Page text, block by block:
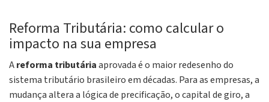
Reforma Tributária: como calcular o
impacto na sua empresa
Areforma tributáriaaprovada é o maior redesenho do
sistema tributário brasileiro em décadas. Para as empresas, a
mudança altera a lógica de precificação, o capital de giro, a